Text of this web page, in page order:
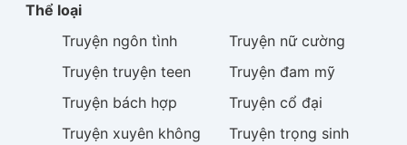
Thể loại
Truyện ngôn tình Truyện nữ cường
Truyện truyện teen Truyện đam mỹ
Truyện bách hợp Truyện cổ đại
Truyện xuyên không Truyện trọng sinh